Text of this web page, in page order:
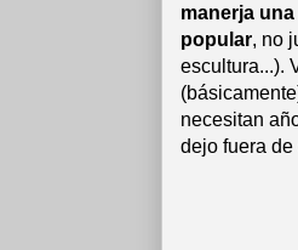
manerja
popular, no
escultura...).
necesitan
dejo fuera